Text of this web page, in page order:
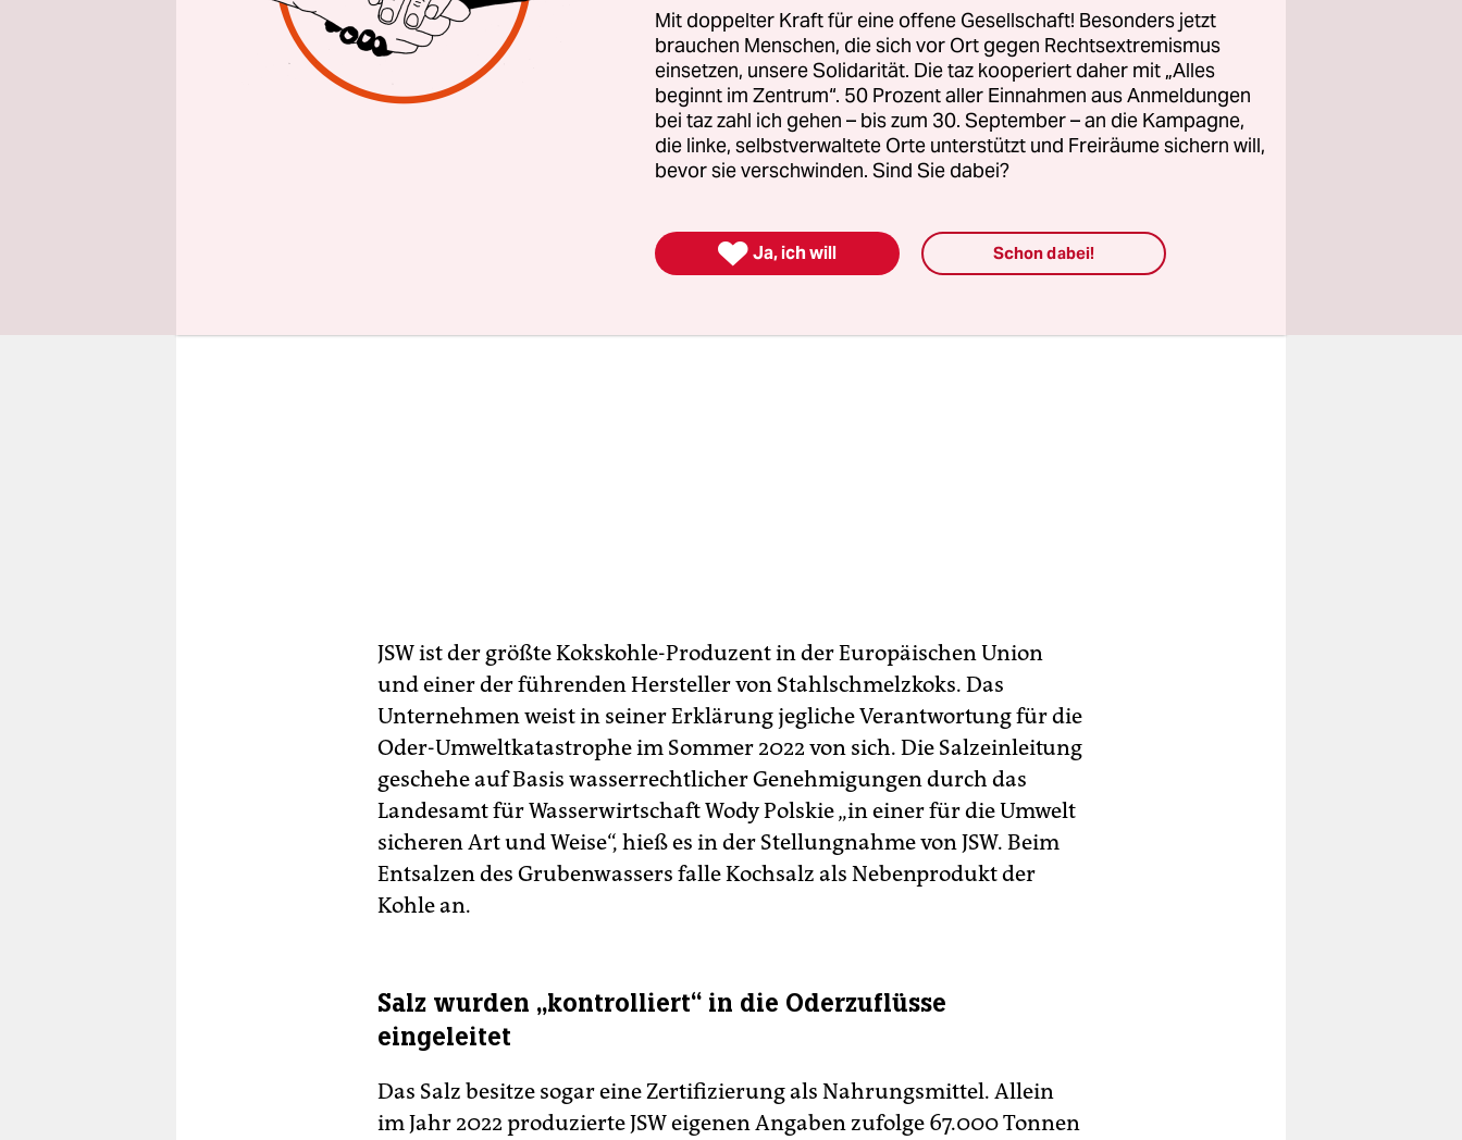
Spółka Węglowa (JSW) erstmals zu, ununterbrochen Salzwasser aus
den oberschlesischen Bergbaugruben in mehrere Zuflüsse der Oder
eingeleitet zu haben. Diese Praxis sei jedoch völlig legal, versicherte
das Unternehmen. Das salzhaltige Grubenwasser werde abgepumpt,
um die Kohle abbauen zu können, in speziellen Wasserkollektoren
gesammelt und über Düsen im Flussbett kleiner und größerer
JSW ist der größte Kokskohle-Produzent in der Europäischen Union
und einer der führenden Hersteller von Stahlschmelzkoks. Das
Unternehmen weist in seiner Erklärung jegliche Verantwortung für die
Oder-Umweltkatastrophe im Sommer 2022 von sich. Die Salzeinleitung
geschehe auf Basis wasserrechtlicher Genehmigungen durch das
Landesamt für Wasserwirtschaft Wody Polskie „in einer für die Umwelt
sicheren Art und Weise“, hieß es in der Stellungnahme von JSW. Beim
Entsalzen des Grubenwassers falle Kochsalz als Nebenprodukt der
Kohle an.
Salz wurden „kontrolliert“ in die Oderzuflüsse
eingeleitet
Das Salz besitze sogar eine Zertifizierung als Nahrungsmittel. Allein
im Jahr 2022 produzierte JSW eigenen Angaben zufolge 67.000 Tonnen
Mit doppelter Kraft für eine offene Gesellschaft! Besonders jetzt
brauchen Menschen, die sich vor Ort gegen Rechtsextremismus
einsetzen, unsere Solidarität. Die taz kooperiert daher mit „Alles
beginnt im Zentrum“. 50 Prozent aller Einnahmen aus Anmeldungen
bei taz zahl ich gehen – bis zum 30. September – an die Kampagne,
die linke, selbstverwaltete Orte unterstützt und Freiräume sichern will,
bevor sie verschwinden. Sind Sie dabei?
 Ja, ich will Schon dabei!